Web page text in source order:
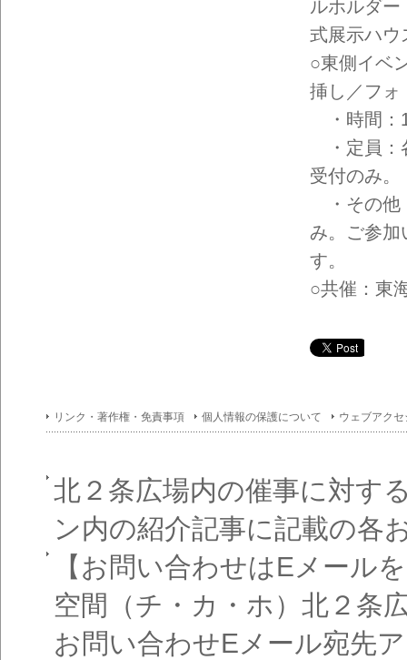
ルホルダ
式展示ハウ
○東側イベ
挿し／フォ
・時間：
・定員：
受付のみ。
・その他
み。ご参加
す。
○共催：東
リンク・著作権・免責事項 個人情報の保護について ウェブアク
北２条広場内の催事に対す
ン内の紹介記事に記載の各
【お問い合わせはEメール
空間（チ・カ・ホ）北２条
お問い合わせEメール宛先